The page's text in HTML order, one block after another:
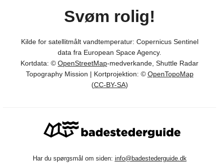
Svøm rolig!
Kilde for satellitmålt vandtemperatur: Copernicus Sentinel
data fra European Space Agency.
Kortdata: © OpenStreetMap-medverkande, Shuttle Radar
Topography Mission | Kortprojektion: © OpenTopoMap
(CC-BY-SA)
Har du spørgsmål om siden: info@badestederguide.dk